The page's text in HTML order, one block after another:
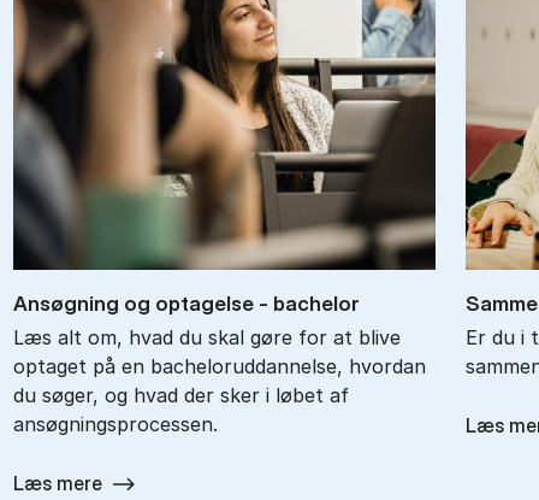
An­søg­ning og op­ta­gel­se - ba­chel­or
Læs alt om, hvad du skal gøre for at blive
optaget på en bacheloruddannelse, hvordan
du søger, og hvad der sker i løbet af
ansøgningsprocessen.
Læs mere
Er du i
Læs